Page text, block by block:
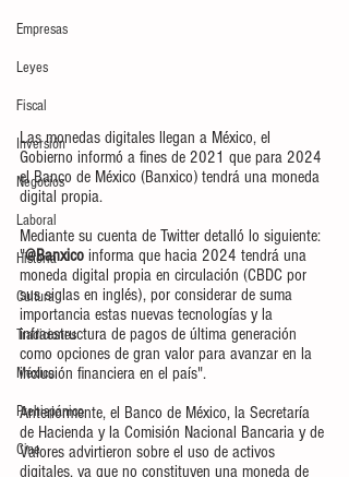
Empresas
Leyes
Fiscal
Inversión
Negocios
Laboral
Historia
Cultura
Tradiciones
México
Prehispánico
Cine
Las monedas digitales llegan a México, el
Gobierno informó a fines de 2021 que para 2024
el Banco de México (Banxico) tendrá una moneda
digital propia.
Mediante su cuenta de Twitter detalló lo siguiente:
"@Banxico informa que hacia 2024 tendrá una
moneda digital propia en circulación (CBDC por
sus siglas en inglés), por considerar de suma
importancia estas nuevas tecnologías y la
infraestructura de pagos de última generación
como opciones de gran valor para avanzar en la
inclusión financiera en el país".
Anteriormente, el Banco de México, la Secretaría
de Hacienda y la Comisión Nacional Bancaria y de
Valores advirtieron sobre el uso de activos
digitales, ya que no constituyen una moneda de